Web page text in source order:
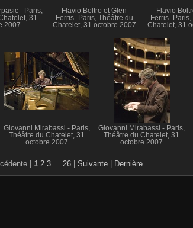
- Paris,
31
2007
Flavio Boltro et Glen
Ferris- Paris, Théâtre du
Chatelet, 31 octobre 2007
Flavio
Ferris-
Chatelet, 31
Giovanni Mirabassi - Paris,
Théâtre du Chatelet, 31
octobre 2007
Giovanni Mirabassi - Paris,
Théâtre du Chatelet, 31
octobre 2007
| 1 2 3 ... 26 Suivante Dernière